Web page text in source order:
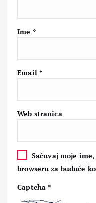
Ime *
Email *
Web stranica
Sačuvaj moje
browseru za buduće
Captcha*